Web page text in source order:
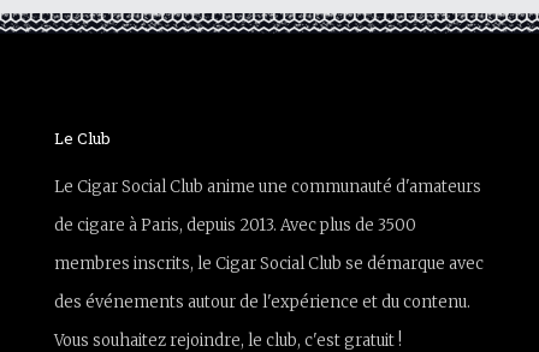
Le Club
Le Cigar Social Club anime une communauté d'amateurs
de cigare à Paris, depuis 2013. Avec plus de 3500
membres inscrits, le Cigar Social Club se démarque avec
des événements autour de l'expérience et du contenu.
Vous souhaitez rejoindre, le club, c'est gratuit !